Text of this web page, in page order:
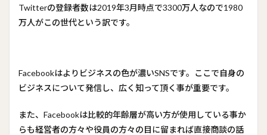
Twitterの登録者数は2019年3月時点で3300万人なので1980
万人がこの世代という訳です。
Facebookはよりビジネスの色が濃いSNSです。ここで自身の
ビジネスについて発信し、広く知って頂く事が重要です。
また、Facebookは比較的年齢層が高い方が使用している事か
らも経営者の方々や役員の方々の目に留まれば直接商談の話